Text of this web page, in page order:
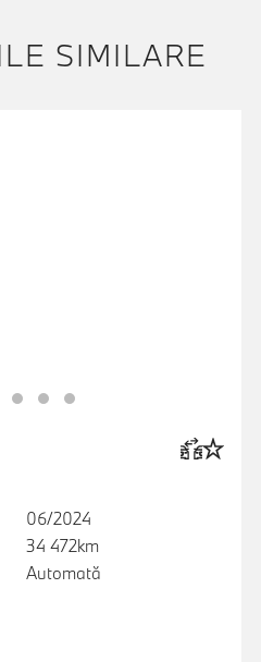
SIMILARE
06/2024
34 472km
Automată